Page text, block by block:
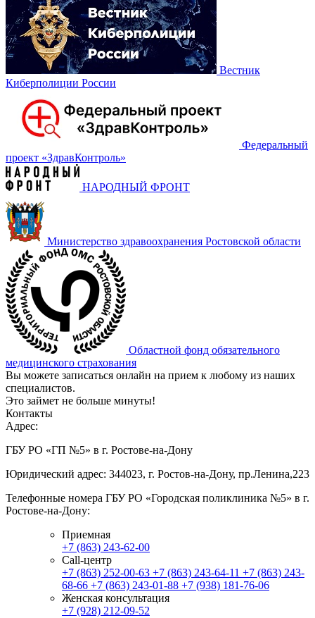
Вестник
Киберполиции России
Федеральный
проект «‎ЗдравКонтроль»
НАРОДНЫЙ ФРОНТ
Министерство здравоохранения Ростовской области
Областной фонд обязательного
медицинского страхования
Вы можете записаться онлайн на прием к любому из наших
специалистов.
Это займет не больше минуты!
Контакты
Адрес:
ГБУ РО «ГП №5» в г. Ростове-на-Дону
Юридический адрес: 344023, г. Ростов-на-Дону, пр.Ленина,223
Телефонные номера ГБУ РО «Городская поликлиника №5» в г.
Ростове-на-Дону:
Приемная
+7 (863) 243-62-00
Call-центр
+7 (863) 252-00-63 +7 (863) 243-64-11 +7 (863) 243-
68-66 +7 (863) 243-01-88 +7 (938) 181-76-06
Женская консультация
+7 (928) 212-09-52